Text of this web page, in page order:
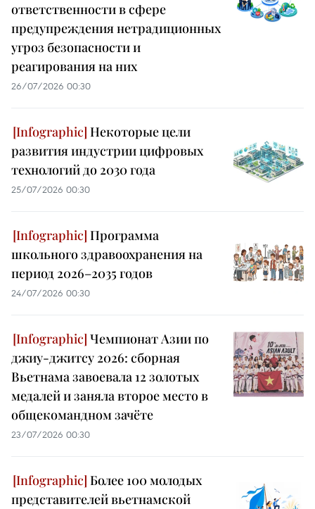
ответственности в сфере
предупреждения нетрадиционных
угроз безопасности и
реагирования на них
26/07/2026 00:30
Некоторые цели
развития индустрии цифровых
технологий до 2030 года
25/07/2026 00:30
Программа
школьного здравоохранения на
период 2026–2035 годов
24/07/2026 00:30
Чемпионат Азии по
джиу-джитсу 2026: сборная
Вьетнама завоевала 12 золотых
медалей и заняла второе место в
общекомандном зачёте
23/07/2026 00:30
Более 100 молодых
представителей вьетнамской